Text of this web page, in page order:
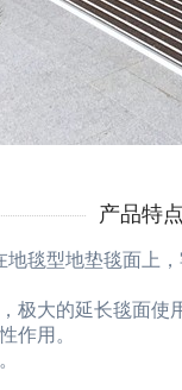
产品特点
毯型地垫毯面上，
极大的延长毯面使
作用。